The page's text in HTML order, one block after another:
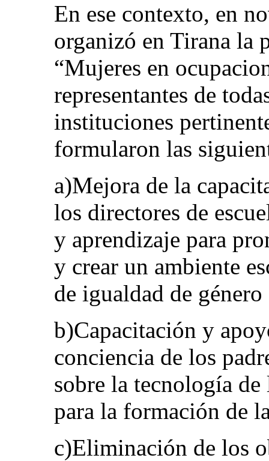
En ese contexto, en
organizó en Tirana la
“Mujeres en
representantes de
instituciones
formularon las
a)Mejora de la
los directores de
y aprendizaje para
y crear un ambiente
de igualdad de género
b)Capacitación y
conciencia de los
sobre la tecnología
para la formación de
c)Eliminación de los